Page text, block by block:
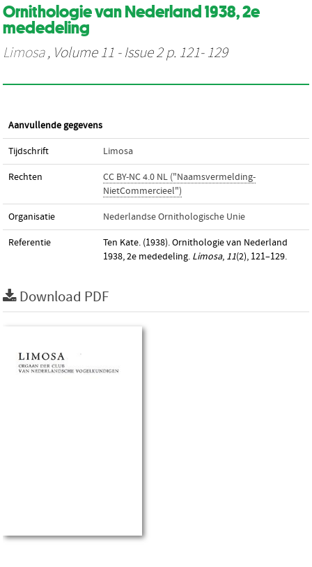
Ornithologie van Nederland 1938, 2e
mededeling
Limosa, Volume 11 - Issue 2 p. 121- 129
Aanvullende gegevens
Tijdschrift Limosa
Rechten
CC BY-NC 4.0 NL ("Naamsvermelding-
NietCommercieel")
Organisatie Nederlandse Ornithologische Unie
Referentie
Ten Kate. (1938). Ornithologie van Nederland
1938, 2e mededeling. Limosa, 11(2), 121–129.
Download PDF